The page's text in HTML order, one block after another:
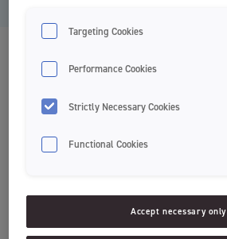
Total Clean
Mehke in srednje trde ščetine
Targeting Cookies
Performance Cookies
Strictly Necessary Cookies
Functional Cookies
Accept necessary only